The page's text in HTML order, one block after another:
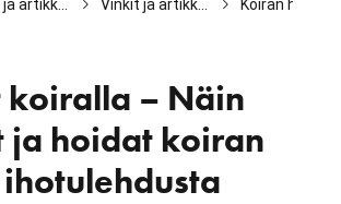
koiralla – Näin
ja hoidat koiran